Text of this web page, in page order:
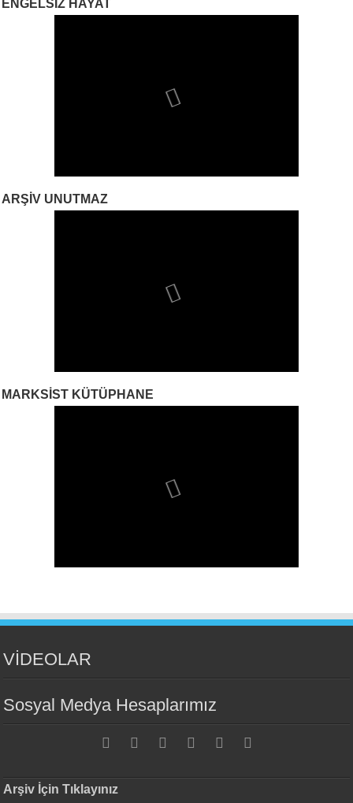
ENGELSIZ HAYAT
ARŞIV UNUTMAZ
MARKSIST KÜTÜPHANE
VİDEOLAR
Sosyal Medya Hesaplarımız
Arşiv İçin Tıklayınız